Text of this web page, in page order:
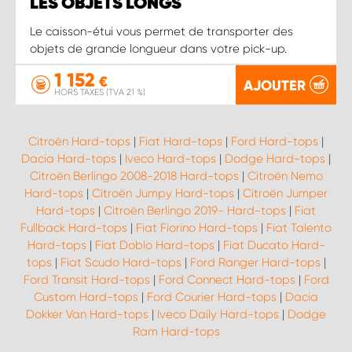
LES OBJETS LONGS
Le caisson-étui vous permet de transporter des
objets de grande longueur dans votre pick-up.
1 152 €
HORS TAXES (TVA 21 %) AJOUTER
Citroën Hard-tops | Fiat Hard-tops | Ford Hard-tops |
Dacia Hard-tops | Iveco Hard-tops | Dodge Hard-tops |
Citroën Berlingo 2008-2018 Hard-tops | Citroën Nemo
Hard-tops | Citroën Jumpy Hard-tops | Citroën Jumper
Hard-tops | Citroën Berlingo 2019- Hard-tops | Fiat
Fullback Hard-tops | Fiat Fiorino Hard-tops | Fiat Talento
Hard-tops | Fiat Doblo Hard-tops | Fiat Ducato Hard-
tops | Fiat Scudo Hard-tops | Ford Ranger Hard-tops |
Ford Transit Hard-tops | Ford Connect Hard-tops | Ford
Custom Hard-tops | Ford Courier Hard-tops | Dacia
Dokker Van Hard-tops | Iveco Daily Hard-tops | Dodge
Ram Hard-tops